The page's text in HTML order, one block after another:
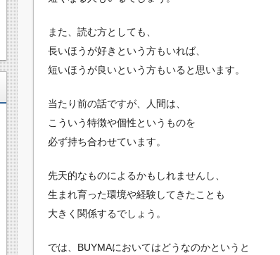
また、読む方としても、
長いほうが好きという方もいれば、
短いほうが良いという方もいると思います。
当たり前の話ですが、人間は、
こういう特徴や個性というものを
必ず持ち合わせています。
先天的なものによるかもしれませんし、
生まれ育った環境や経験してきたことも
大きく関係するでしょう。
では、BUYMAにおいてはどうなのかというと